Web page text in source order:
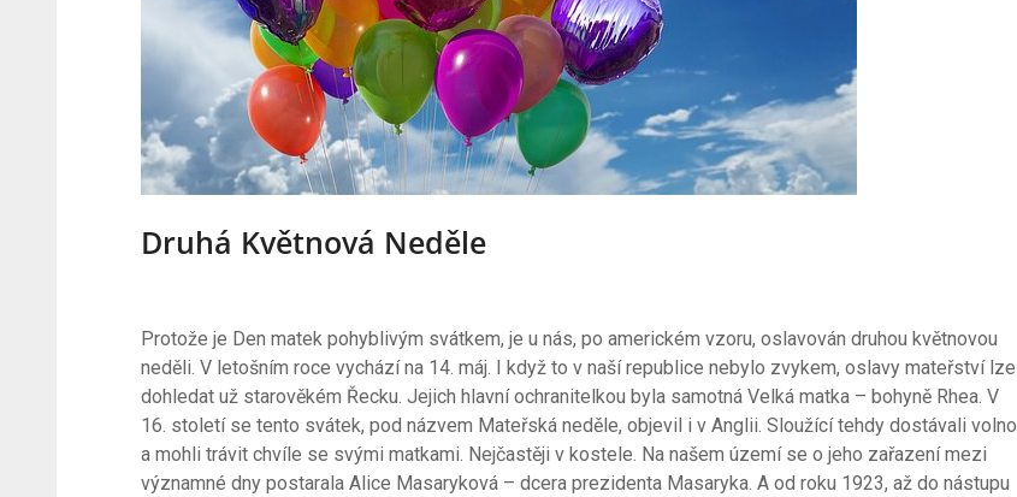
Druhá Květnová Neděle
Protože je Den matek pohyblivým svátkem, je u nás, po americkém vzoru, oslavován druhou květnovou
neděli. V letošním roce vychází na 14. máj. I když to v naší republice nebylo zvykem, oslavy mateřství lze
dohledat už starověkém Řecku. Jejich hlavní ochranitelkou byla samotná Velká matka – bohyně Rhea. V
16. století se tento svátek, pod názvem Mateřská neděle, objevil i v Anglii. Sloužící tehdy dostávali volno
a mohli trávit chvíle se svými matkami. Nejčastěji v kostele. Na našem území se o jeho zařazení mezi
významné dny postarala Alice Masaryková – dcera prezidenta Masaryka. A od roku 1923, až do nástupu